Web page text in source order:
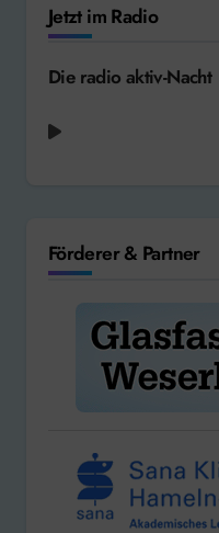
Jetzt im Radio
Die radio aktiv-Nacht
Förderer & Partner